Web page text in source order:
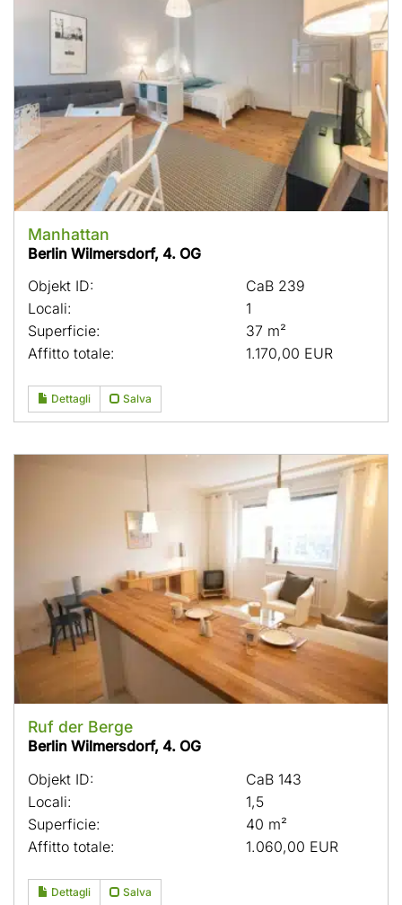
Manhattan
Berlin Wilmersdorf, 4. OG
Objekt ID:
CaB 239
Locali:
1
Superficie:
37 m²
Affitto totale:
1.170,00 EUR
Dettagli Salva
Ruf der Berge
Berlin Wilmersdorf, 4. OG
Objekt ID:
CaB 143
Locali:
1,5
Superficie:
40 m²
Affitto totale:
1.060,00 EUR
Dettagli Salva